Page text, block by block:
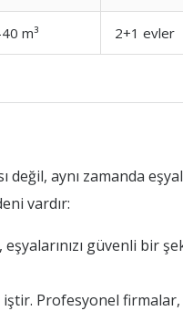
m³ 2+1 evler
değil, aynı zamanda
vardır:
güvenli bir
iştir. Profesyonel